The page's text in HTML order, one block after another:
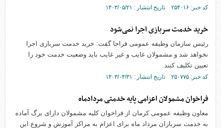
کد خبر: ۲۵۴۰۱۶ تاریخ انتشار : ۱۴۰۳/۰۵/۲۱
خرید خدمت سربازی اجرا نمی‌شود
رئیس سازمان وظیفه عمومی فراجا گفت: خرید خدمت سربازی اجرا
نخواهد شد و مشمولان غایب و غیر غایب باید وضعیت خدمت خود را
تعیین تکلیف کنند.
کد خبر: ۲۵۰۷۷۵ تاریخ انتشار : ۱۴۰۳/۰۴/۳۱
فراخوان مشمولان اعزامی پایه خدمتی مردادماه
معاون وظیفه عمومی کرمان از فراخوان کلیه مشمولان دارای برگ آماده
به خدمت سربازان مرداد ماه برای اعزام به مراکز آموزش و شروع این